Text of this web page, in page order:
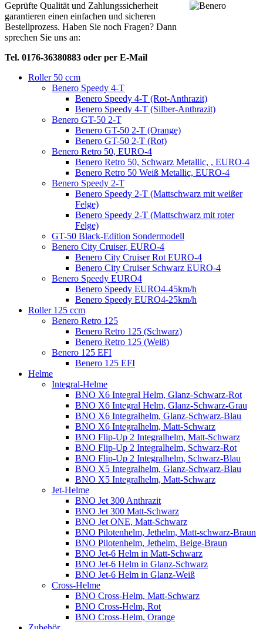
Geprüfte Qualität und Zahlungssicherheit
garantieren einen einfachen und sicheren
Bestellprozess. Haben Sie noch Fragen? Dann
sprechen Sie uns an:
Tel. 0176-36380883 oder per E-Mail
Roller 50 ccm
Benero Speedy 4-T
Benero Speedy 4-T (Rot-Anthrazit)
Benero Speedy 4-T (Silber-Anthrazit)
Benero GT-50 2-T
Benero GT-50 2-T (Orange)
Benero GT-50 2-T (Rot)
Benero Retro 50, EURO-4
Benero Retro 50, Schwarz Metallic, , EURO-4
Benero Retro 50 Weiß Metallic, EURO-4
Benero Speedy 2-T
Benero Speedy 2-T (Mattschwarz mit weißer
Felge)
Benero Speedy 2-T (Mattschwarz mit roter
Felge)
GT-50 Black-Edition Sondermodell
Benero City Cruiser, EURO-4
Benero City Cruiser Rot EURO-4
Benero City Cruiser Schwarz EURO-4
Benero Speedy EURO4
Benero Speedy EURO4-45km/h
Benero Speedy EURO4-25km/h
Roller 125 ccm
Benero Retro 125
Benero Retro 125 (Schwarz)
Benero Retro 125 (Weiß)
Benero 125 EFI
Benero 125 EFI
Helme
Integral-Helme
BNO X6 Integral Helm, Glanz-Schwarz-Rot
BNO X6 Integral Helm, Glanz-Schwarz-Grau
BNO X6 Integralhelm, Glanz-Schwarz-Blau
BNO X6 Integralhelm, Matt-Schwarz
BNO Flip-Up 2 Integralhelm, Matt-Schwarz
BNO Flip-Up 2 Integralhelm, Schwarz-Rot
BNO Flip-Up 2 Integralhelm, Schwarz-Blau
BNO X5 Integralhelm, Glanz-Schwarz-Blau
BNO X5 Integralhelm, Matt-Schwarz
Jet-Helme
BNO Jet 300 Anthrazit
BNO Jet 300 Matt-Schwarz
BNO Jet ONE, Matt-Schwarz
BNO Pilotenhelm, Jethelm, Matt-schwarz-Braun
BNO Pilotenhelm, Jethelm, Beige-Braun
BNO Jet-6 Helm in Matt-Schwarz
BNO Jet-6 Helm in Glanz-Schwarz
BNO Jet-6 Helm in Glanz-Weiß
Cross-Helme
BNO Cross-Helm, Matt-Schwarz
BNO Cross-Helm, Rot
BNO Cross-Helm, Orange